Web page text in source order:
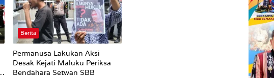
Berita
Permanusa Lakukan Aksi
Desak Kejati Maluku Periksa
Bendahara Setwan SBB